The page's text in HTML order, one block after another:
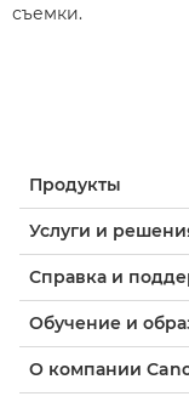
съемки.
Продукты
Услуги и
Справка и
Обучение и
О компании